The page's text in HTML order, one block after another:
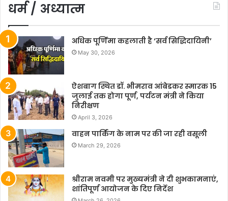
धर्म / अध्यात्म
अधिक पूर्णिमा कहलाती है ‘सर्व सिद्धिदायिनी’
May 30, 2026
ऐशबाग स्थित डॉ. भीमराव आंबेडकर स्मारक 15
जुलाई तक होगा पूर्ण, पर्यटन मंत्री ने किया
निरीक्षण
April 3, 2026
वाहन पार्किंग के नाम पर की जा रही वसूली
March 29, 2026
श्रीराम नवमी पर मुख्यमंत्री ने दी शुभकामनाएं,
शांतिपूर्ण आयोजन के दिए निर्देश